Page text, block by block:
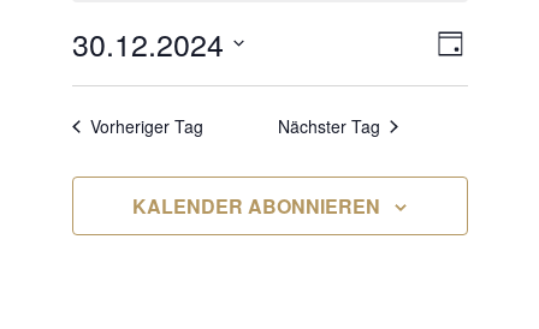
TAG
30.12.2024
Datum
wählen.
Vorheriger Tag Nächster Tag
KALENDER ABONNIEREN